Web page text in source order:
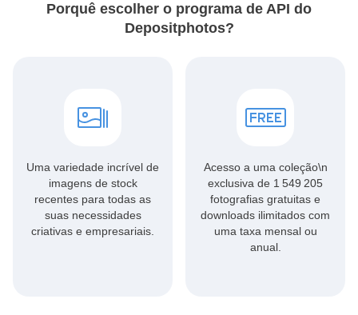
Porquê escolher o programa de API do
Depositphotos?
Uma variedade incrível de
imagens de stock
recentes para todas as
suas necessidades
criativas e empresariais.
Acesso a uma coleção\n
exclusiva de 1 549 205
fotografias gratuitas e
downloads ilimitados com
uma taxa mensal ou
anual.